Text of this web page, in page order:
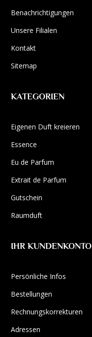
Benachrichtigungen
Unsere Filialen
Kontakt
Sitemap
KATEGORIEN
Eigenen Duft kreieren
Essence
Eu de Parfum
Extrait de Parfum
Gutschein
Raumduft
IHR KUNDENKONTO
Persönliche Infos
Bestellungen
Rechnungskorrekturen
Adressen